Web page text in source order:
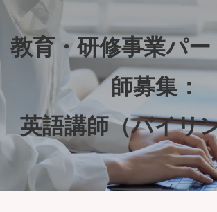
教育・研修事業パ
師募集：
英語講師（バイリ